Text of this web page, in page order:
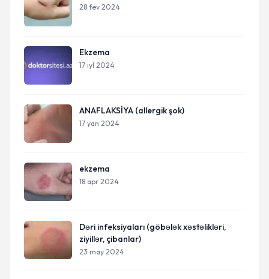
28 fev 2024
Ekzema
17 iyl 2024
ANAFLAKSİYA (allergik şok)
17 yan 2024
ekzema
18 apr 2024
Dəri infeksiyaları (göbələk xəstəlikləri,
ziyillər, çibanlar)
23 may 2024